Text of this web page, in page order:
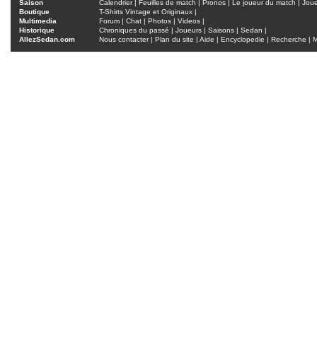
Saison Calendrier| Feuilles de match Pronos Le joueur du match
Boutique
T-Shirts Vintage et Originaux |
Multimedia
Forum | Chat | Photos | Videos |
Historique
Chroniques du passé | Joueurs | Saisons | Sedan |
AllezSedan.com
Nous contacter| Plan du site | Aide | Encyclopedie | Recherche |